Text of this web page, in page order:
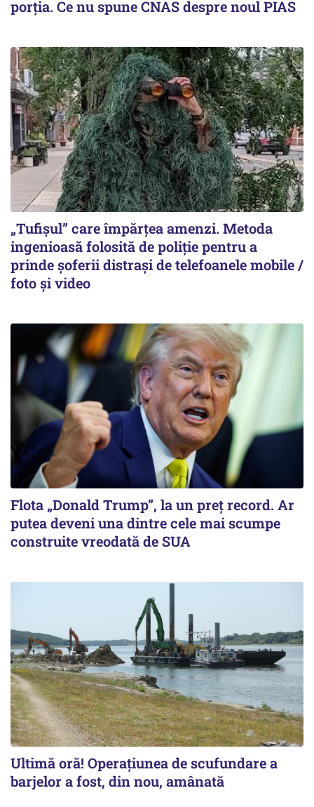
porția. Ce nu spune CNAS despre noul PIAS
„Tufișul” care împărțea amenzi. Metoda
ingenioasă folosită de poliție pentru a
prinde șoferii distrași de telefoanele mobile /
foto și video
Flota „Donald Trump”, la un preț record. Ar
putea deveni una dintre cele mai scumpe
construite vreodată de SUA
Ultimă oră! Operațiunea de scufundare a
barjelor a fost, din nou, amânată